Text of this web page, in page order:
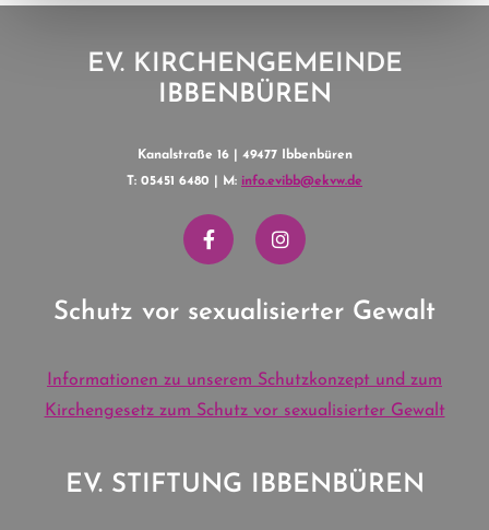
EV. KIRCHENGEMEINDE
IBBENBÜREN
Kanalstraße 16 | 49477 Ibbenbüren
T: 05451 6480 | M: info.evibb@ekvw.de
Schutz vor sexualisierter Gewalt
Informationen zu unserem Schutzkonzept und zum
Kirchengesetz zum Schutz vor sexualisierter Gewalt
EV. STIFTUNG IBBENBÜREN